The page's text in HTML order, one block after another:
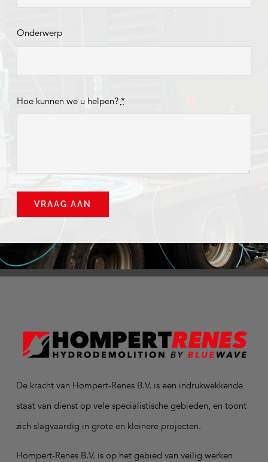
Onderwerp
Hoe kunnen we u helpen? *
VRAAG AAN
De kracht van Hompert-Renes B.V. is een indrukwekkende
staat van dienst op vele specialistische gebieden, en toont
zich slagvaardig in grote en kleinere projecten.
Hompert-Renes B.V. is op het gebied van veilig werken